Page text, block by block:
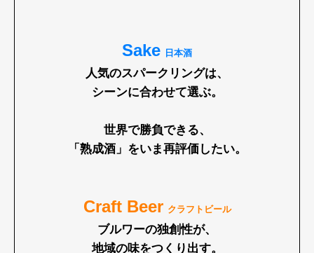
Sake 日本酒
人気のスパークリングは、
シーンに合わせて選ぶ。
世界で勝負できる、
「熟成酒」をいま再評価したい。
Craft Beer クラフトビール
ブルワーの独創性が、
地域の味をつくり出す。